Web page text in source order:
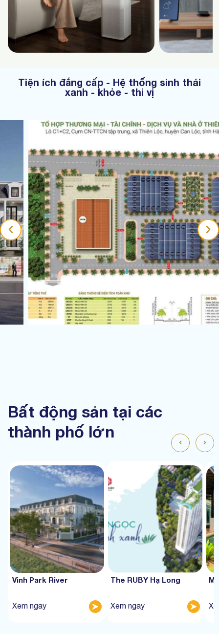
Tiện ích đẳng cấp - Hệ thống sinh thái
xanh - khỏe - thi vị
Bất động sản tại các
thành phố lớn
Vinh Park River
Xem ngay
The RUBY Hạ Long
Xem ngay